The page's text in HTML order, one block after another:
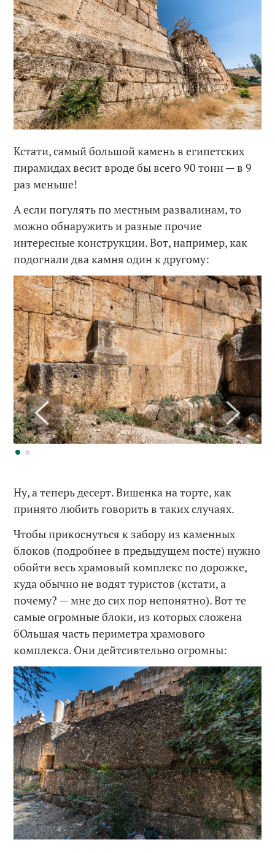
Кстати, самый большой камень в египетских
пирамидах весит вроде бы всего 90 тонн — в 9
раз меньше!
А если погулять по местным развалинам, то
можно обнаружить и разные прочие
интересные конструкции. Вот, например, как
подогнали два камня один к другому:
Ну, а теперь десерт. Вишенка на торте, как
принято любить говорить в таких случаях.
Чтобы прикоснуться к забору из каменных
блоков (подробнее в предыдущем посте) нужно
обойти весь храмовый комплекс по дорожке,
куда обычно не водят туристов (кстати, а
почему? — мне до сих пор непонятно). Вот те
самые огромные блоки, из которых сложена
бОльшая часть периметра храмового
комплекса. Они дейтсивтельно огромны: